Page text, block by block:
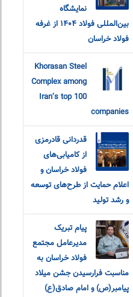
نمایشگاه
بین‌المللی فولاد ۱۴۰۴ از غرفه
فولاد خراسان
Khorasan Steel
Complex among
Iran’s top 100
companies
قدردانی قادرمزی
از کامیابی‌های
فولاد خراسان و
اعلام حمایت از طرح‌های توسعه
و رشد تولید
پیام تبریک
مدیرعامل مجتمع
فولاد خراسان به
مناسبت فرارسیدن جشن میلاد
پیامبر(ص) و امام صادق(ع)